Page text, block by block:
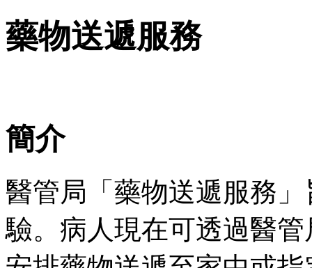
藥物送遞服務
簡介
醫管局「藥物送遞服務
驗。病人現在可透過醫